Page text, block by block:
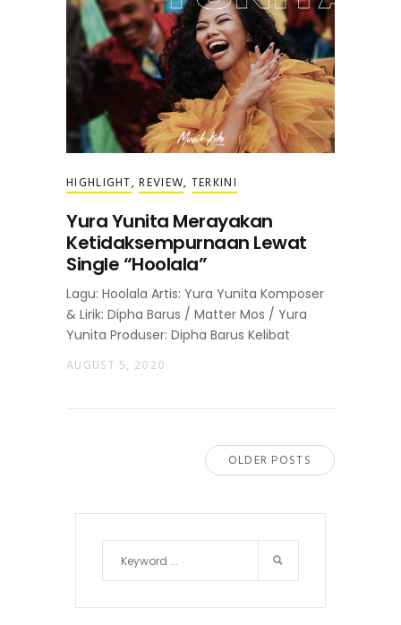
HIGHLIGHT,REVIEW, TERKINI
Yura Yunita Merayakan
Ketidaksempurnaan Lewat
Single “Hoolala”
Lagu: Hoolala Artis: Yura Yunita Komposer
& Lirik: Dipha Barus / Matter Mos / Yura
Yunita Produser: Dipha Barus Kelibat
AUGUST 5, 2020
OLDER POSTS